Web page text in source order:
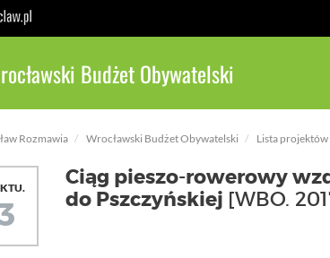
Budżet Obywatelski
Rozmawia Wrocławski Budżet Obywatelski Lista
Ciąg pieszo-rowerowy
do Pszczyńskiej [WBO.